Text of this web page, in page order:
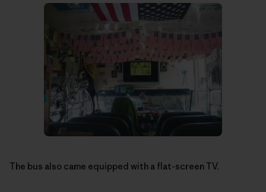
The bus also came equipped with a flat-screen TV.